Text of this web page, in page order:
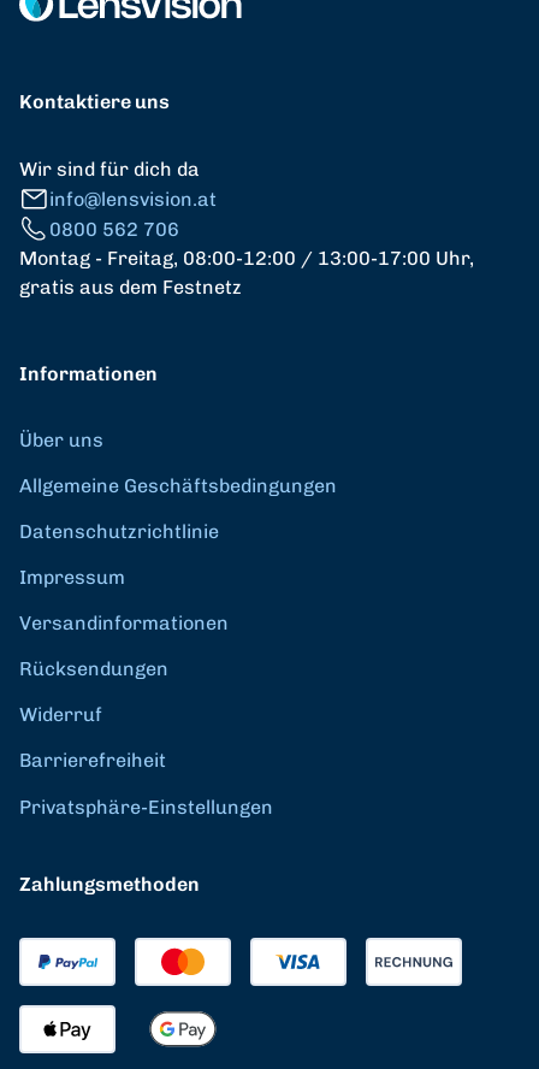
Kontaktiere uns
Wir sind für dich da
info@lensvision.at
0800 562 706
Montag - Freitag, 08:00-12:00 / 13:00-17:00 Uhr,
gratis aus dem Festnetz
Informationen
Über uns
Allgemeine Geschäftsbedingungen
Datenschutzrichtlinie
Impressum
Versandinformationen
Rücksendungen
Widerruf
Barrierefreiheit
Privatsphäre-Einstellungen
Zahlungsmethoden